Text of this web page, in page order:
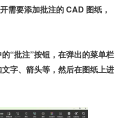
需要添加批注的 CAD 图纸，
“批注”按钮，在弹出的菜单栏
字、箭头等，然后在图纸上进